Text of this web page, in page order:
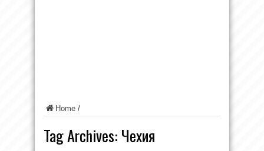
Home /
Tag Archives: Чехия